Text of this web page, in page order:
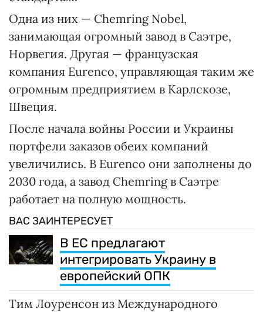
Одна из них — Chemring Nobel,
занимающая огромный завод в Саэтре,
Норвегия. Другая — французская
компания Eurenco, управляющая таким же
огромным предприятием в Карлскозе,
Швеция.
После начала войны России и Украины
портфели заказов обеих компаний
увеличились. В Eurenco они заполнены до
2030 года, а завод Chemring в Саэтре
работает на полную мощность.
ВАС ЗАИНТЕРЕСУЕТ
В ЕС предлагают
интегрировать Украину в
европейский ОПК
Тим Лоуренсон из Международного